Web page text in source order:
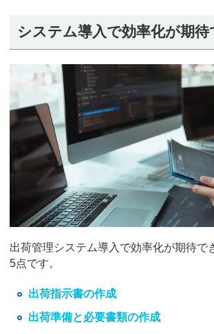
システム導入で効率化が期待
出荷管理システム導入で効率化が期待で
5点です。
出荷指示書の作成
出荷準備と必要書類の作成